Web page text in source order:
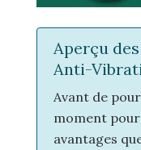
Aperçu
Anti-
Avant de
moment
avantages